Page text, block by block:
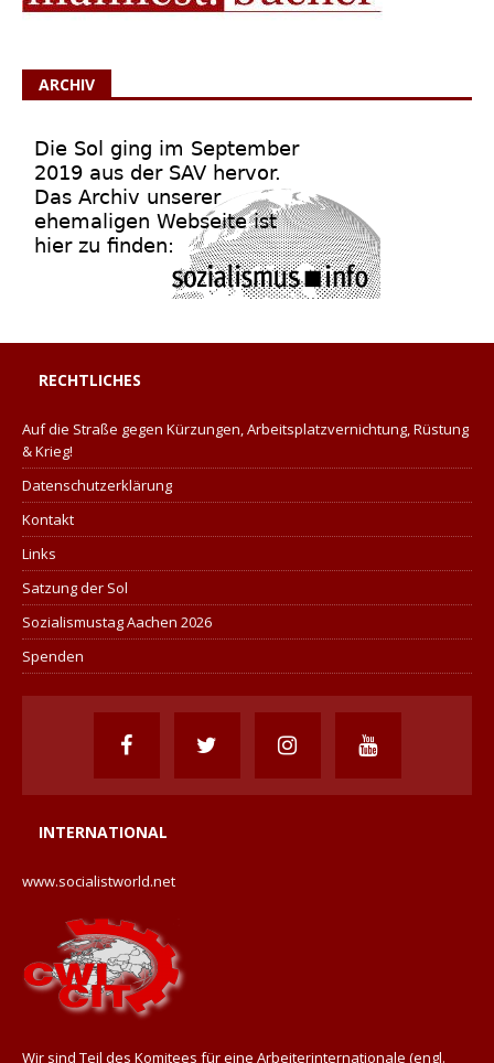
ARCHIV
RECHTLICHES
Auf die Straße gegen Kürzungen, Arbeitsplatzvernichtung, Rüstung
& Krieg!
Datenschutzerklärung
Kontakt
Links
Satzung der Sol
Sozialismustag Aachen 2026
Spenden
INTERNATIONAL
www.socialistworld.net
Wir sind Teil des Komitees für eine Arbeiterinternationale (engl.